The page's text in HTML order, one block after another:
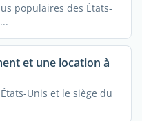
populaires des États-
et une location à
Unis et le siège du